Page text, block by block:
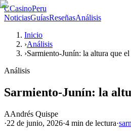
CCasinoPeru
NoticiasGuíasReseñasAnálisis
Inicio
›Análisis
›Sarmiento-Junín: la altura que
Análisis
Sarmiento-Junín: la
AAndrés Quispe
·22 de junio, 2026·4 min de lectura·